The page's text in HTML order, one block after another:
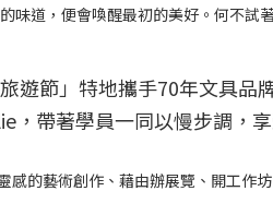
味道，便會喚醒最初的美好。何不試
遊節」特地攜手70年文具
，帶著學員一同以慢步調，
的藝術創作、藉由辦展覽、開工作